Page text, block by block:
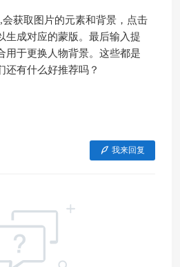
会获取图片的元素和背景，点击
生成对应的蒙版。最后输入提
用于更换人物背景。这些都是
还有什么好推荐吗？
我来回复